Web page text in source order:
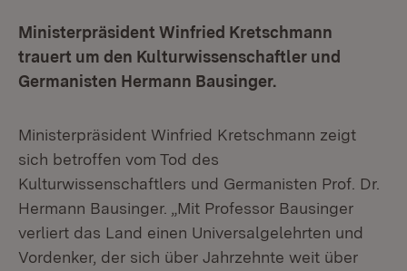
Ministerpräsident Winfried Kretschmann
trauert um den Kulturwissenschaftler und
Germanisten Hermann Bausinger.
Ministerpräsident Winfried Kretschmann zeigt
sich betroffen vom Tod des
Kulturwissenschaftlers und Germanisten Prof. Dr.
Hermann Bausinger. „Mit Professor Bausinger
verliert das Land einen Universalgelehrten und
Vordenker, der sich über Jahrzehnte weit über